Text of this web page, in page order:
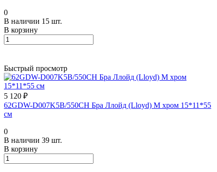
0
В наличии 15 шт.
В корзину
Быстрый просмотр
5 120 ₽
62GDW-D007K5B/550CH Бра Ллойд (Lloyd) M хром 15*11*55
см
0
В наличии 39 шт.
В корзину